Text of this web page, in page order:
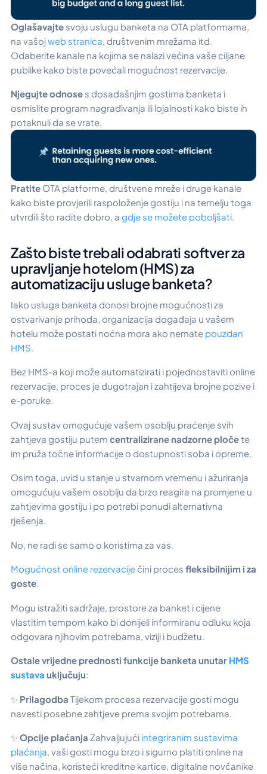
Oglašavajte svoju uslugu banketa na OTA platformama,
na vašojweb stranica, društvenim mrežama itd.
Odaberite kanale na kojima se nalazi većina vaše ciljane
publike kako biste povećali mogućnost rezervacije.
Njegujte odnose s dosadašnjim gostima banketa i
osmislite program nagrađivanja ili lojalnosti kako biste ih
potaknuli da se vrate.
Pratite OTA platforme, društvene mreže i druge kanale
kako biste provjerili raspoloženje gostiju i na temelju toga
utvrdili što radite dobro, a gdje se možete poboljšati.
Zašto biste trebali odabrati softver za
upravljanje hotelom (HMS) za
automatizaciju usluge banketa?
Iako usluga banketa donosi brojne mogućnosti za
ostvarivanje prihoda, organizacija događaja u vašem
hotelu može postati noćna mora ako nemate pouzdan
HMS
Bez HMS-a koji može automatizirati i pojednostaviti online
rezervacije, proces je dugotrajan i zahtijeva brojne pozive i
e-poruke.
Ovaj sustav omogućuje vašem osoblju praćenje svih
zahtjeva gostiju putem centralizirane nadzorne pločete
im pruža točne informacije o dostupnosti soba i opreme.
Osim toga, uvid u stanje u stvarnom vremenu i ažuriranja
omogućuju vašem osoblju da brzo reagira na promjene u
zahtjevima gostiju i po potrebi ponudi alternativna
rješenja.
No, ne radi se samo o koristima za vas.
Mogućnost online rezervacije čini proces fleksibilnijim i za
goste.
Mogu istražiti sadržaje, prostore za banket i cijene
vlastitim tempom kako bi donijeli informiranu odluku koja
odgovara njihovim potrebama, viziji i budžetu.
Ostale vrijedne prednosti funkcije banketa unutar HMS
sustava uključuju:
✨ Prilagodba Tijekom procesa rezervacije gosti mogu
navesti posebne zahtjeve prema svojim potrebama.
✨Opcije plaćanja Zahvaljujući integriranim sustavima
plaćanja, vaši gosti mogu brzo i sigurno platiti online na
više načina, koristeći kreditne kartice, digitalne novčanike